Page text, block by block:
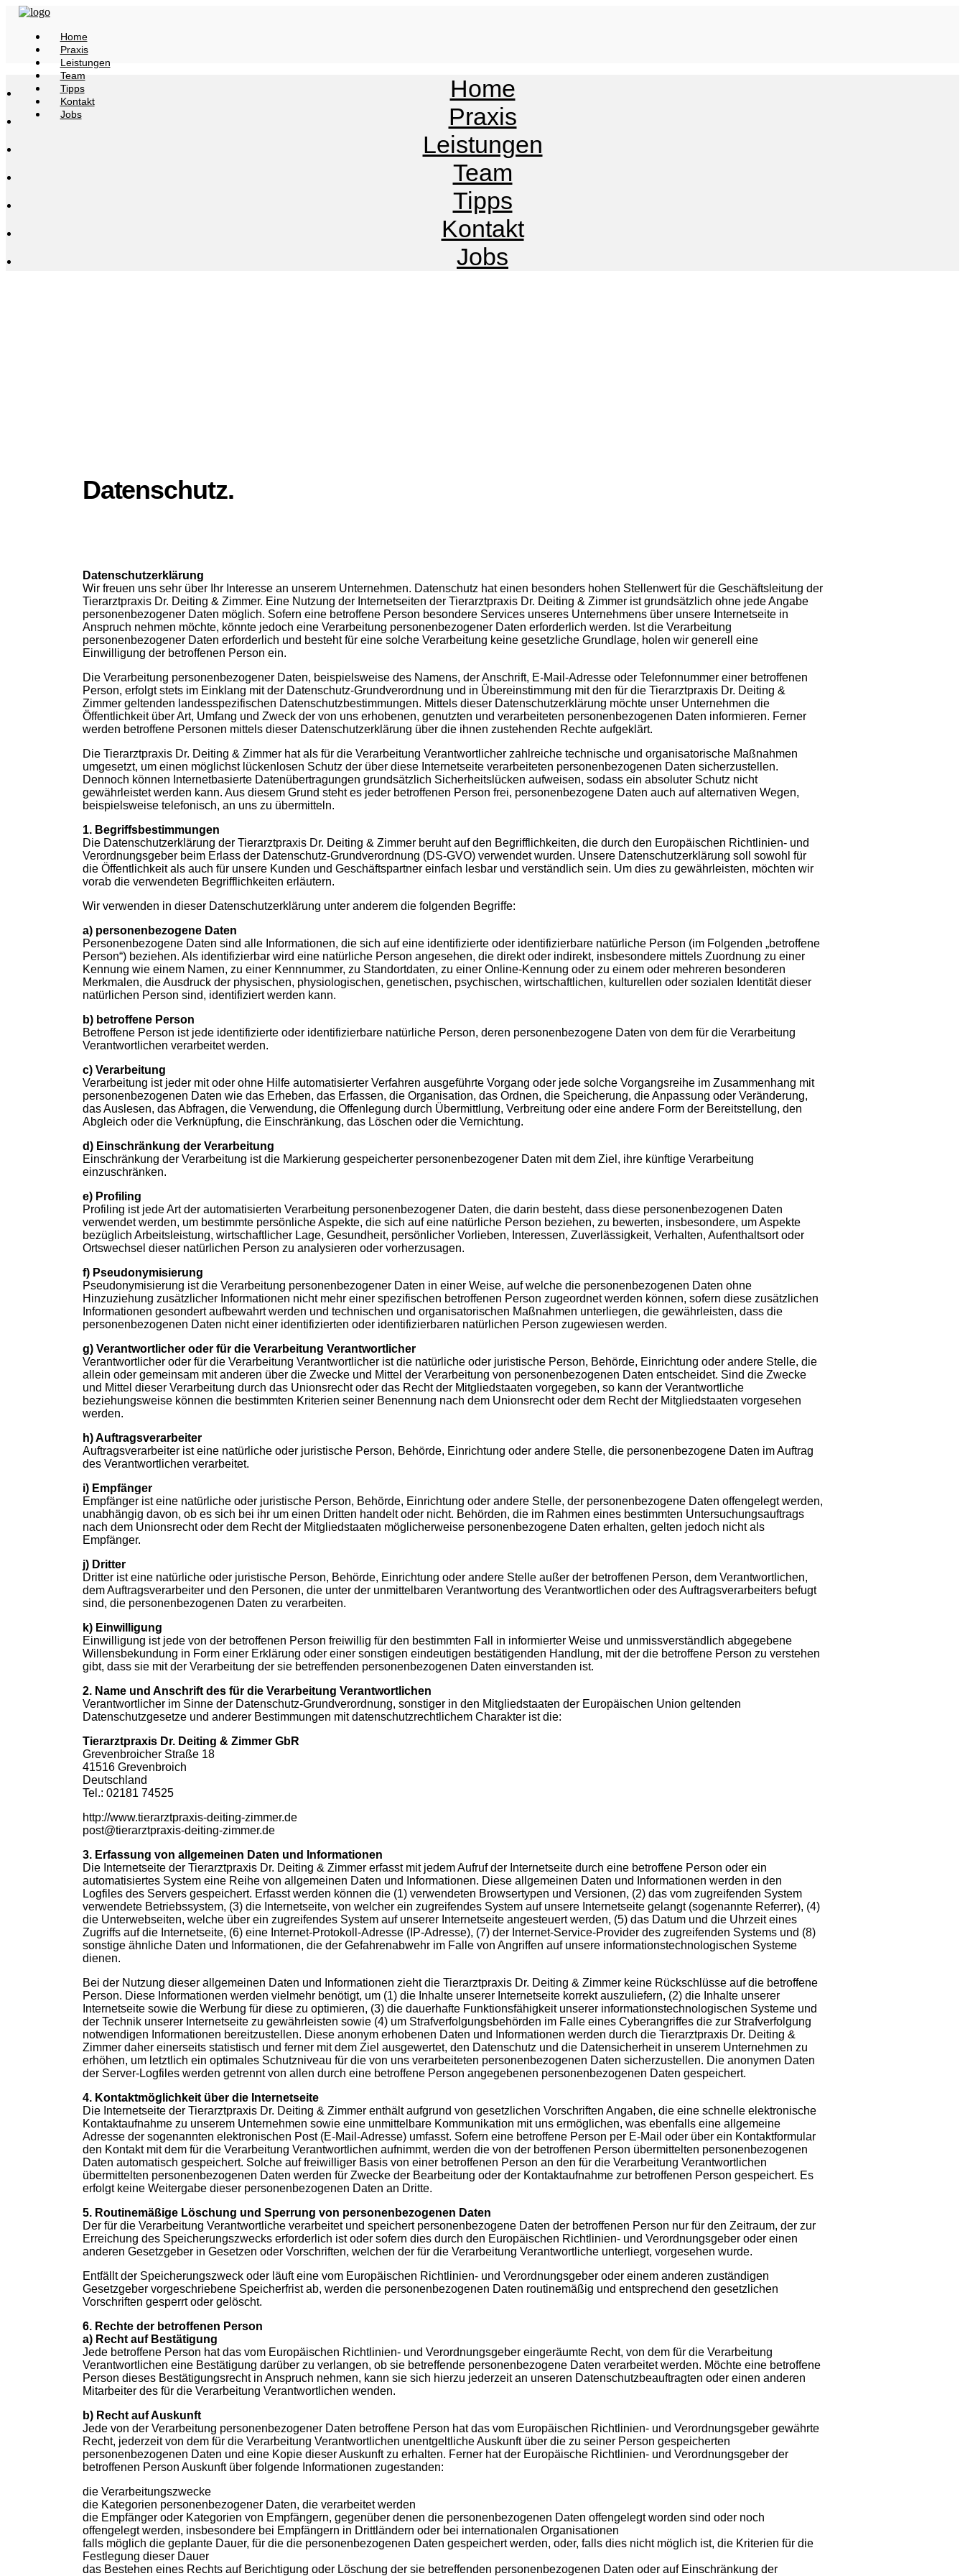
Home
Praxis
Leistungen
Team
Tipps
Kontakt
Jobs
Home
Praxis
Leistungen
Team
Tipps
Kontakt
Jobs
Datenschutz.
Datenschutzerklärung
Wir freuen uns sehr über Ihr Interesse an unserem Unternehmen. Datenschutz hat einen besonders hohen Stellenwert für die Geschäftsleitung der
Tierarztpraxis Dr. Deiting & Zimmer. Eine Nutzung der Internetseiten der Tierarztpraxis Dr. Deiting & Zimmer ist grundsätzlich ohne jede Angabe
personenbezogener Daten möglich. Sofern eine betroffene Person besondere Services unseres Unternehmens über unsere Internetseite in
Anspruch nehmen möchte, könnte jedoch eine Verarbeitung personenbezogener Daten erforderlich werden. Ist die Verarbeitung
personenbezogener Daten erforderlich und besteht für eine solche Verarbeitung keine gesetzliche Grundlage, holen wir generell eine
Einwilligung der betroffenen Person ein.
Die Verarbeitung personenbezogener Daten, beispielsweise des Namens, der Anschrift, E-Mail-Adresse oder Telefonnummer einer betroffenen
Person, erfolgt stets im Einklang mit der Datenschutz-Grundverordnung und in Übereinstimmung mit den für die Tierarztpraxis Dr. Deiting &
Zimmer geltenden landesspezifischen Datenschutzbestimmungen. Mittels dieser Datenschutzerklärung möchte unser Unternehmen die
Öffentlichkeit über Art, Umfang und Zweck der von uns erhobenen, genutzten und verarbeiteten personenbezogenen Daten informieren. Ferner
werden betroffene Personen mittels dieser Datenschutzerklärung über die ihnen zustehenden Rechte aufgeklärt.
Die Tierarztpraxis Dr. Deiting & Zimmer hat als für die Verarbeitung Verantwortlicher zahlreiche technische und organisatorische Maßnahmen
umgesetzt, um einen möglichst lückenlosen Schutz der über diese Internetseite verarbeiteten personenbezogenen Daten sicherzustellen.
Dennoch können Internetbasierte Datenübertragungen grundsätzlich Sicherheitslücken aufweisen, sodass ein absoluter Schutz nicht
gewährleistet werden kann. Aus diesem Grund steht es jeder betroffenen Person frei, personenbezogene Daten auch auf alternativen Wegen,
beispielsweise telefonisch, an uns zu übermitteln.
1. Begriffsbestimmungen
Die Datenschutzerklärung der Tierarztpraxis Dr. Deiting & Zimmer beruht auf den Begrifflichkeiten, die durch den Europäischen Richtlinien- und
Verordnungsgeber beim Erlass der Datenschutz-Grundverordnung (DS-GVO) verwendet wurden. Unsere Datenschutzerklärung soll sowohl für
die Öffentlichkeit als auch für unsere Kunden und Geschäftspartner einfach lesbar und verständlich sein. Um dies zu gewährleisten, möchten wir
vorab die verwendeten Begrifflichkeiten erläutern.
Wir verwenden in dieser Datenschutzerklärung unter anderem die folgenden Begriffe:
a) personenbezogene Daten
Personenbezogene Daten sind alle Informationen, die sich auf eine identifizierte oder identifizierbare natürliche Person (im Folgenden „betroffene
Person“) beziehen. Als identifizierbar wird eine natürliche Person angesehen, die direkt oder indirekt, insbesondere mittels Zuordnung zu einer
Kennung wie einem Namen, zu einer Kennnummer, zu Standortdaten, zu einer Online-Kennung oder zu einem oder mehreren besonderen
Merkmalen, die Ausdruck der physischen, physiologischen, genetischen, psychischen, wirtschaftlichen, kulturellen oder sozialen Identität dieser
natürlichen Person sind, identifiziert werden kann.
b) betroffene Person
Betroffene Person ist jede identifizierte oder identifizierbare natürliche Person, deren personenbezogene Daten von dem für die Verarbeitung
Verantwortlichen verarbeitet werden.
c) Verarbeitung
Verarbeitung ist jeder mit oder ohne Hilfe automatisierter Verfahren ausgeführte Vorgang oder jede solche Vorgangsreihe im Zusammenhang mit
personenbezogenen Daten wie das Erheben, das Erfassen, die Organisation, das Ordnen, die Speicherung, die Anpassung oder Veränderung,
das Auslesen, das Abfragen, die Verwendung, die Offenlegung durch Übermittlung, Verbreitung oder eine andere Form der Bereitstellung, den
Abgleich oder die Verknüpfung, die Einschränkung, das Löschen oder die Vernichtung.
d) Einschränkung der Verarbeitung
Einschränkung der Verarbeitung ist die Markierung gespeicherter personenbezogener Daten mit dem Ziel, ihre künftige Verarbeitung
einzuschränken.
e) Profiling
Profiling ist jede Art der automatisierten Verarbeitung personenbezogener Daten, die darin besteht, dass diese personenbezogenen Daten
verwendet werden, um bestimmte persönliche Aspekte, die sich auf eine natürliche Person beziehen, zu bewerten, insbesondere, um Aspekte
bezüglich Arbeitsleistung, wirtschaftlicher Lage, Gesundheit, persönlicher Vorlieben, Interessen, Zuverlässigkeit, Verhalten, Aufenthaltsort oder
Ortswechsel dieser natürlichen Person zu analysieren oder vorherzusagen.
f) Pseudonymisierung
Pseudonymisierung ist die Verarbeitung personenbezogener Daten in einer Weise, auf welche die personenbezogenen Daten ohne
Hinzuziehung zusätzlicher Informationen nicht mehr einer spezifischen betroffenen Person zugeordnet werden können, sofern diese zusätzlichen
Informationen gesondert aufbewahrt werden und technischen und organisatorischen Maßnahmen unterliegen, die gewährleisten, dass die
personenbezogenen Daten nicht einer identifizierten oder identifizierbaren natürlichen Person zugewiesen werden.
g) Verantwortlicher oder für die Verarbeitung Verantwortlicher
Verantwortlicher oder für die Verarbeitung Verantwortlicher ist die natürliche oder juristische Person, Behörde, Einrichtung oder andere Stelle, die
allein oder gemeinsam mit anderen über die Zwecke und Mittel der Verarbeitung von personenbezogenen Daten entscheidet. Sind die Zwecke
und Mittel dieser Verarbeitung durch das Unionsrecht oder das Recht der Mitgliedstaaten vorgegeben, so kann der Verantwortliche
beziehungsweise können die bestimmten Kriterien seiner Benennung nach dem Unionsrecht oder dem Recht der Mitgliedstaaten vorgesehen
werden.
h) Auftragsverarbeiter
Auftragsverarbeiter ist eine natürliche oder juristische Person, Behörde, Einrichtung oder andere Stelle, die personenbezogene Daten im Auftrag
des Verantwortlichen verarbeitet.
i) Empfänger
Empfänger ist eine natürliche oder juristische Person, Behörde, Einrichtung oder andere Stelle, der personenbezogene Daten offengelegt werden,
unabhängig davon, ob es sich bei ihr um einen Dritten handelt oder nicht. Behörden, die im Rahmen eines bestimmten Untersuchungsauftrags
nach dem Unionsrecht oder dem Recht der Mitgliedstaaten möglicherweise personenbezogene Daten erhalten, gelten jedoch nicht als
Empfänger.
j) Dritter
Dritter ist eine natürliche oder juristische Person, Behörde, Einrichtung oder andere Stelle außer der betroffenen Person, dem Verantwortlichen,
dem Auftragsverarbeiter und den Personen, die unter der unmittelbaren Verantwortung des Verantwortlichen oder des Auftragsverarbeiters befugt
sind, die personenbezogenen Daten zu verarbeiten.
k) Einwilligung
Einwilligung ist jede von der betroffenen Person freiwillig für den bestimmten Fall in informierter Weise und unmissverständlich abgegebene
Willensbekundung in Form einer Erklärung oder einer sonstigen eindeutigen bestätigenden Handlung, mit der die betroffene Person zu verstehen
gibt, dass sie mit der Verarbeitung der sie betreffenden personenbezogenen Daten einverstanden ist.
2. Name und Anschrift des für die Verarbeitung Verantwortlichen
Verantwortlicher im Sinne der Datenschutz-Grundverordnung, sonstiger in den Mitgliedstaaten der Europäischen Union geltenden
Datenschutzgesetze und anderer Bestimmungen mit datenschutzrechtlichem Charakter ist die:
Tierarztpraxis Dr. Deiting & Zimmer GbR
Grevenbroicher Straße 18
41516 Grevenbroich
Deutschland
Tel.: 02181 74525
http://www.tierarztpraxis-deiting-zimmer.de
post@tierarztpraxis-deiting-zimmer.de
3. Erfassung von allgemeinen Daten und Informationen
Die Internetseite der Tierarztpraxis Dr. Deiting & Zimmer erfasst mit jedem Aufruf der Internetseite durch eine betroffene Person oder ein
automatisiertes System eine Reihe von allgemeinen Daten und Informationen. Diese allgemeinen Daten und Informationen werden in den
Logfiles des Servers gespeichert. Erfasst werden können die (1) verwendeten Browsertypen und Versionen, (2) das vom zugreifenden System
verwendete Betriebssystem, (3) die Internetseite, von welcher ein zugreifendes System auf unsere Internetseite gelangt (sogenannte Referrer), (4)
die Unterwebseiten, welche über ein zugreifendes System auf unserer Internetseite angesteuert werden, (5) das Datum und die Uhrzeit eines
Zugriffs auf die Internetseite, (6) eine Internet-Protokoll-Adresse (IP-Adresse), (7) der Internet-Service-Provider des zugreifenden Systems und (8)
sonstige ähnliche Daten und Informationen, die der Gefahrenabwehr im Falle von Angriffen auf unsere informationstechnologischen Systeme
dienen.
Bei der Nutzung dieser allgemeinen Daten und Informationen zieht die Tierarztpraxis Dr. Deiting & Zimmer keine Rückschlüsse auf die betroffene
Person. Diese Informationen werden vielmehr benötigt, um (1) die Inhalte unserer Internetseite korrekt auszuliefern, (2) die Inhalte unserer
Internetseite sowie die Werbung für diese zu optimieren, (3) die dauerhafte Funktionsfähigkeit unserer informationstechnologischen Systeme und
der Technik unserer Internetseite zu gewährleisten sowie (4) um Strafverfolgungsbehörden im Falle eines Cyberangriffes die zur Strafverfolgung
notwendigen Informationen bereitzustellen. Diese anonym erhobenen Daten und Informationen werden durch die Tierarztpraxis Dr. Deiting &
Zimmer daher einerseits statistisch und ferner mit dem Ziel ausgewertet, den Datenschutz und die Datensicherheit in unserem Unternehmen zu
erhöhen, um letztlich ein optimales Schutzniveau für die von uns verarbeiteten personenbezogenen Daten sicherzustellen. Die anonymen Daten
der Server-Logfiles werden getrennt von allen durch eine betroffene Person angegebenen personenbezogenen Daten gespeichert.
4. Kontaktmöglichkeit über die Internetseite
Die Internetseite der Tierarztpraxis Dr. Deiting & Zimmer enthält aufgrund von gesetzlichen Vorschriften Angaben, die eine schnelle elektronische
Kontaktaufnahme zu unserem Unternehmen sowie eine unmittelbare Kommunikation mit uns ermöglichen, was ebenfalls eine allgemeine
Adresse der sogenannten elektronischen Post (E-Mail-Adresse) umfasst. Sofern eine betroffene Person per E-Mail oder über ein Kontaktformular
den Kontakt mit dem für die Verarbeitung Verantwortlichen aufnimmt, werden die von der betroffenen Person übermittelten personenbezogenen
Daten automatisch gespeichert. Solche auf freiwilliger Basis von einer betroffenen Person an den für die Verarbeitung Verantwortlichen
übermittelten personenbezogenen Daten werden für Zwecke der Bearbeitung oder der Kontaktaufnahme zur betroffenen Person gespeichert. Es
erfolgt keine Weitergabe dieser personenbezogenen Daten an Dritte.
5. Routinemäßige Löschung und Sperrung von personenbezogenen Daten
Der für die Verarbeitung Verantwortliche verarbeitet und speichert personenbezogene Daten der betroffenen Person nur für den Zeitraum, der zur
Erreichung des Speicherungszwecks erforderlich ist oder sofern dies durch den Europäischen Richtlinien- und Verordnungsgeber oder einen
anderen Gesetzgeber in Gesetzen oder Vorschriften, welchen der für die Verarbeitung Verantwortliche unterliegt, vorgesehen wurde.
Entfällt der Speicherungszweck oder läuft eine vom Europäischen Richtlinien- und Verordnungsgeber oder einem anderen zuständigen
Gesetzgeber vorgeschriebene Speicherfrist ab, werden die personenbezogenen Daten routinemäßig und entsprechend den gesetzlichen
Vorschriften gesperrt oder gelöscht.
6. Rechte der betroffenen Person
a) Recht auf Bestätigung
Jede betroffene Person hat das vom Europäischen Richtlinien- und Verordnungsgeber eingeräumte Recht, von dem für die Verarbeitung
Verantwortlichen eine Bestätigung darüber zu verlangen, ob sie betreffende personenbezogene Daten verarbeitet werden. Möchte eine betroffene
Person dieses Bestätigungsrecht in Anspruch nehmen, kann sie sich hierzu jederzeit an unseren Datenschutzbeauftragten oder einen anderen
Mitarbeiter des für die Verarbeitung Verantwortlichen wenden.
b) Recht auf Auskunft
Jede von der Verarbeitung personenbezogener Daten betroffene Person hat das vom Europäischen Richtlinien- und Verordnungsgeber gewährte
Recht, jederzeit von dem für die Verarbeitung Verantwortlichen unentgeltliche Auskunft über die zu seiner Person gespeicherten
personenbezogenen Daten und eine Kopie dieser Auskunft zu erhalten. Ferner hat der Europäische Richtlinien- und Verordnungsgeber der
betroffenen Person Auskunft über folgende Informationen zugestanden:
die Verarbeitungszwecke
die Kategorien personenbezogener Daten, die verarbeitet werden
die Empfänger oder Kategorien von Empfängern, gegenüber denen die personenbezogenen Daten offengelegt worden sind oder noch
offengelegt werden, insbesondere bei Empfängern in Drittländern oder bei internationalen Organisationen
falls möglich die geplante Dauer, für die die personenbezogenen Daten gespeichert werden, oder, falls dies nicht möglich ist, die Kriterien für die
Festlegung dieser Dauer
das Bestehen eines Rechts auf Berichtigung oder Löschung der sie betreffenden personenbezogenen Daten oder auf Einschränkung der